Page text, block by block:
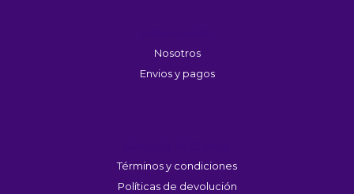
Nosotros
Envios y pagos
Términos y condiciones
Políticas de devolución